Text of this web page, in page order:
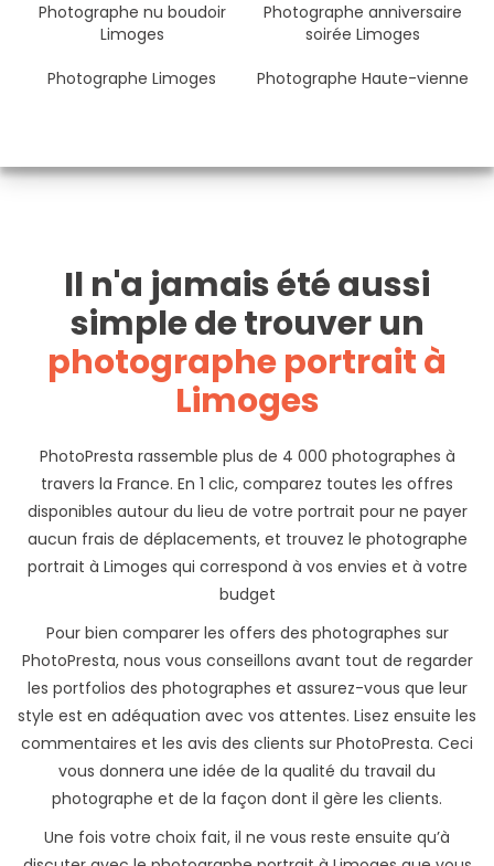
Photographe nu boudoir
Limoges
Photographe anniversaire
soirée Limoges
Photographe Limoges
Photographe Haute-vienne
Il n'a jamais été aussi
simple de trouver un
photographe portrait à
Limoges
PhotoPresta rassemble plus de 4 000 photographes à
travers la France. En 1 clic, comparez toutes les offres
disponibles autour du lieu de votre portrait pour ne payer
aucun frais de déplacements, et trouvez le photographe
portrait à Limoges qui correspond à vos envies et à votre
budget
Pour bien comparer les offers des photographes sur
PhotoPresta, nous vous conseillons avant tout de regarder
les portfolios des photographes et assurez-vous que leur
style est en adéquation avec vos attentes. Lisez ensuite les
commentaires et les avis des clients sur PhotoPresta. Ceci
vous donnera une idée de la qualité du travail du
photographe et de la façon dont il gère les clients.
Une fois votre choix fait, il ne vous reste ensuite qu’à